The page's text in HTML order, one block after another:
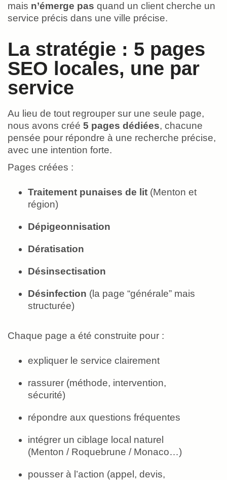
mais n’émerge pas quand un client cherche un
service précis dans une ville précise.
La stratégie : 5 pages
SEO locales, une par
service
Au lieu de tout regrouper sur une seule page,
nous avons créé 5 pages dédiées, chacune
pensée pour répondre à une recherche précise,
avec une intention forte.
Pages créées :
Traitement punaises de lit (Menton et
région)
Dépigeonnisation
Dératisation
Désinsectisation
Désinfection (la page “générale” mais
structurée)
Chaque page a été construite pour :
expliquer le service clairement
rassurer (méthode, intervention,
sécurité)
répondre aux questions fréquentes
intégrer un ciblage local naturel
(Menton / Roquebrune / Monaco…)
pousser à l’action (appel, devis,